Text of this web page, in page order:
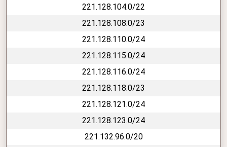
221.128.104.0/22
221.128.108.0/23
221.128.110.0/24
221.128.115.0/24
221.128.116.0/24
221.128.118.0/23
221.128.121.0/24
221.128.123.0/24
221.132.96.0/20